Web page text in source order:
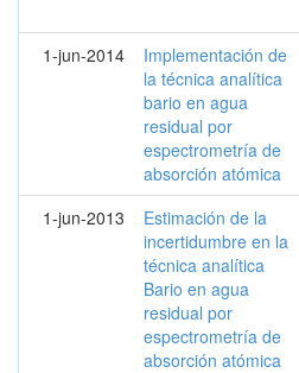
1-jun-2014
Implementación de
la técnica analítica
bario en agua
residual por
espectrometría de
absorción atómica
1-jun-2013
Estimación de la
incertidumbre en la
técnica analítica
Bario en agua
residual por
espectrometría de
absorción atómica